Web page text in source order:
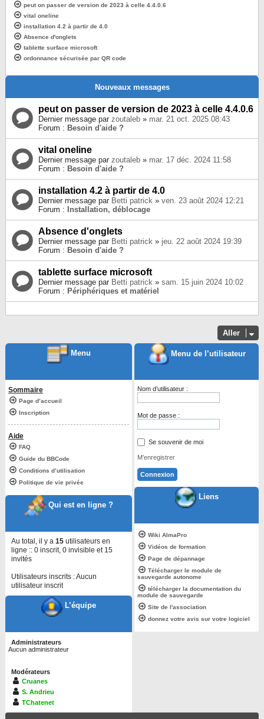
peut on passer de version de 2023 à celle 4.4.0.6
vital oneline
installation 4.2 à partir de 4.0
Absence d'onglets
tablette surface microsoft
ordonnance sécurisée par QR code
Nouveaux messages
peut on passer de version de 2023 à celle 4.4.0.6
Dernier message par zoutaleb » mar. 21 oct. 2025 08:43
Forum : Besoin d'aide ?
vital oneline
Dernier message par zoutaleb » mar. 17 déc. 2024 11:58
Forum : Besoin d'aide ?
installation 4.2 à partir de 4.0
Dernier message par Betti patrick » ven. 23 août 2024 12:21
Forum :
Installation, déblocage
Absence d'onglets
Dernier message par Betti patrick » jeu. 22 août 2024 19:39
Forum : Besoin d'aide ?
tablette surface microsoft
Dernier message par Betti patrick » sam. 15 juin 2024 10:02
Forum : Périphériques et matériel
Aller
Menu
Sommaire
Page d’accueil
Inscription
Aide
FAQ
Guide du BBCode
Conditions d’utilisation
Politique de vie privée
Qui est en ligne ?
Au total, il y a 15 utilisateurs en
ligne :: 0 inscrit, 0 invisible et 15
invités
Utilisateurs inscrits : Aucun
utilisateur inscrit
L’équipe
Administrateurs
Aucun administrateur
Modérateurs
Cruanes
S. Andrieu
TChatenet
Menu de l’utilisateur
Nom d’utilisateur :
Mot de passe :
Se souvenir de moi
M’enregistrer
Liens
Wiki AlmaPro
Vidéos de formation
Page de dépannage
Télécharger le module de
sauvegarde autonome
télécharger la documentation du
module de sauvegarde
Site de l'association
donnez votre avis sur votre logiciel